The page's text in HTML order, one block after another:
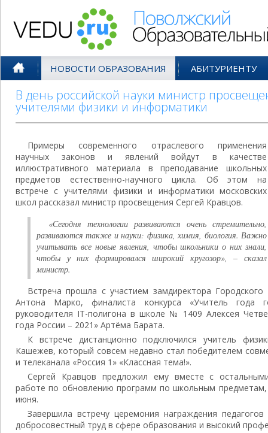
НОВОСТИ ОБРАЗОВАНИЯ АБИТУРИЕНТУ
В день российской науки министр
учителями физики и информатики
Примеры современного отраслевого применения
научных законов и явлений войдут в качестве
иллюстративного материала в преподавание школьных
предметов естественно-научного цикла. Об этом на
встрече с учителями физики и информатики московских
школ рассказал министр просвещения Сергей Кравцов.
«Сегодня технологии развиваются очень стремительно,
развиваются также и науки: физика, химия, биология. Важно
учитывать все новые явления, чтобы школьники о них знали,
чтобы у них формировался широкий кругозор», – сказал
министр.
Встреча прошла с участием замдиректора
Антона Марко, финалиста конкурса «Учитель года
руководителя IT-полигона в школе № 1409 Алексея
года России – 2021» Артёма Барата.
К встрече дистанционно подключился учитель
Кашежев, который совсем недавно стал победителем
и телеканала «Россия 1» «Классная тема!».
Сергей Кравцов предложил ему вместе с
работе по обновлению программ по школьным
июня.
Завершила встречу церемония награждения
добросовестный труд в сфере образования и высокий